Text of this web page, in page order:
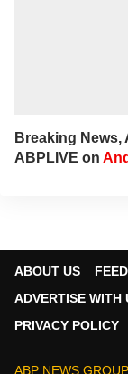
Breaking News,
ABPLIVE on
ABOUT US
ADVERTISE WITH
PRIVACY POLICY
ABP NEWS